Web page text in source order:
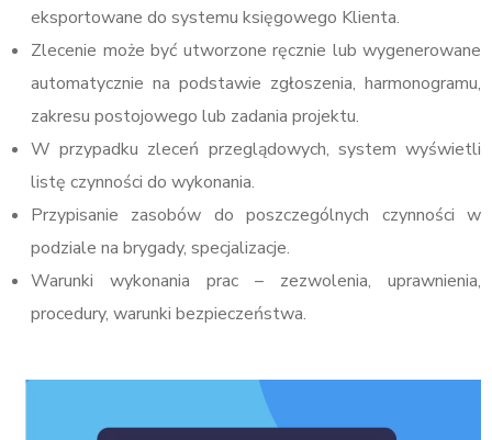
eksportowane do systemu księgowego Klienta.
Zlecenie może być utworzone ręcznie lub wygenerowane
automatycznie na podstawie zgłoszenia, harmonogramu,
zakresu postojowego lub zadania projektu.
W przypadku zleceń przeglądowych, system wyświetli
listę czynności do wykonania.
Przypisanie zasobów do poszczególnych czynności w
podziale na brygady, specjalizacje.
Warunki wykonania prac – zezwolenia, uprawnienia,
procedury, warunki bezpieczeństwa.